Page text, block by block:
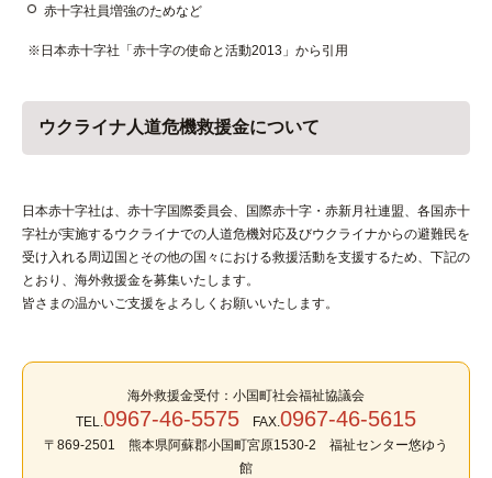
赤十字社員増強のためなど
※日本赤十字社「赤十字の使命と活動2013」から引用
ウクライナ人道危機救援金について
日本赤十字社は、赤十字国際委員会、国際赤十字・赤新月社連盟、各国赤十
字社が実施するウクライナでの人道危機対応及びウクライナからの避難民を
受け入れる周辺国とその他の国々における救援活動を支援するため、下記の
とおり、海外救援金を募集いたします。
皆さまの温かいご支援をよろしくお願いいたします。
海外救援金受付：小国町社会福祉協議会
TEL.0967-46-5575 FAX.0967-46-5615
〒869-2501 熊本県阿蘇郡小国町宮原1530-2 福祉センター悠ゆう
館